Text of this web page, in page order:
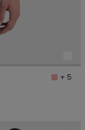
+ 5